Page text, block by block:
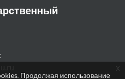
Продолжая использование
x